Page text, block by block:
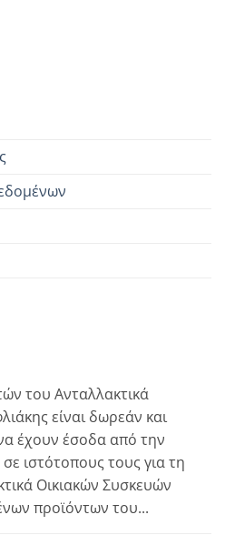
του Ανταλλακτικά
είναι δωρεάν και
έχουν έσοδα από την
ιστότοπους τους για τη
Οικιακών Συσκευών
προϊόντων του...